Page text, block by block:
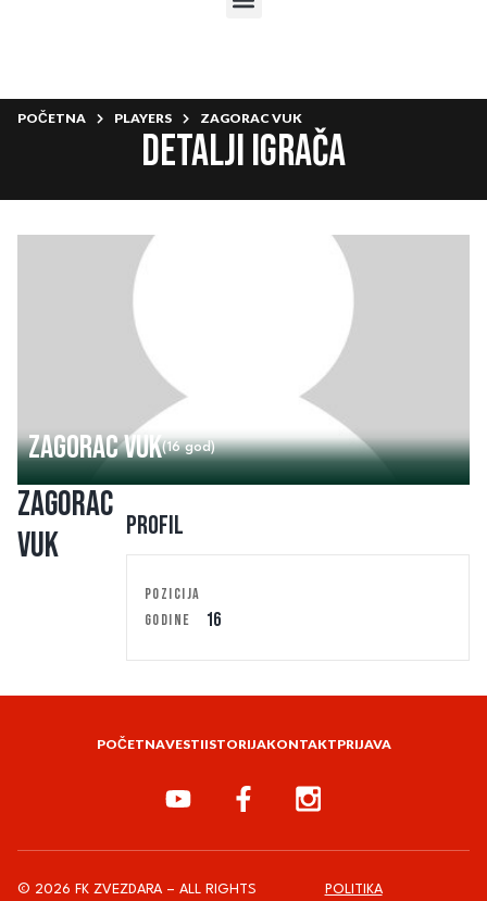
POČETNA PLAYERS ZAGORAC VUK
Detalji igrača
Zagorac Vuk(16 god)
Zagorac
Vuk
Profil
POZICIJA
GODINE
16
POČETNAVESTIISTORIJAKONTAKTPRIJAVA
© 2026 FK ZVEZDARA – ALL RIGHTS POLITIKA